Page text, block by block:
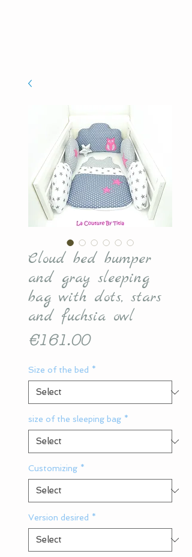
Cloud bed bumper
and gray sleeping
bag with dots, stars
and fuchsia owl
€161.00Price
Size of the bed *
size of the sleeping bag *
Customizing *
Version desired *